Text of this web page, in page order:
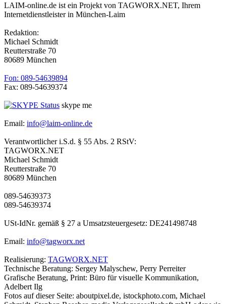
LAIM-online.de ist ein Projekt von TAGWORX.NET, Ihrem
Internetdienstleister in München-Laim
Redaktion:
Michael Schmidt
Reutterstraße 70
80689 München
Fon: 089-54639894
Fax: 089-54639374
skype me
Email: info@laim-online.de
Verantwortlicher i.S.d. § 55 Abs. 2 RStV:
TAGWORX.NET
Michael Schmidt
Reutterstraße 70
80689 München
089-54639373
089-54639374
USt-IdNr. gemäß § 27 a Umsatzsteuergesetz: DE241498748
Email: info@tagworx.net
Realisierung: TAGWORX.NET
Technische Beratung: Sergey Malyschew, Perry Perreiter
Grafische Beratung, Print: Büro für visuelle Kommunikation,
Adelbert Ilg
Fotos auf dieser Seite: aboutpixel.de, istockphoto.com, Michael